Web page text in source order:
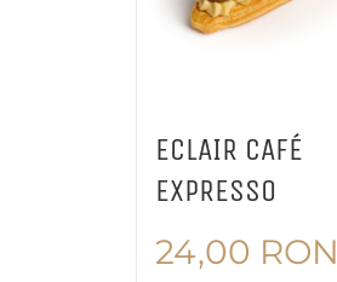
ECLAIR CAFÉ
EXPRESSO
24,00 RON